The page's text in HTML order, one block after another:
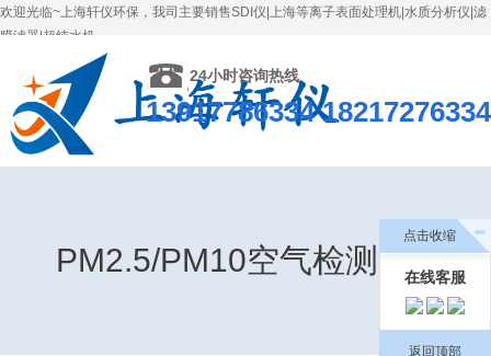
欢迎光临~上海轩仪环保，我司主要销售SDI仪|上海等离子表面处理机|水质分析仪|滤
膜滤器|超纯水机
24小时咨询热线
13917786334 18217276334
PM2.5/PM10空气检测滤膜
点击收缩
在线客服
返回顶部